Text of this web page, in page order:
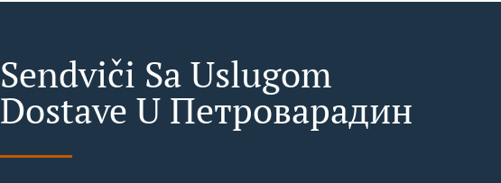
Sendviči Sa Uslugom
Dostave U Петроварадин